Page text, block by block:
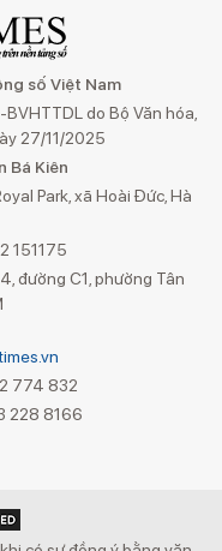
số Việt Nam
do Bộ Văn hóa,
27/11/2025
Bá Kiên
Park, xã Hoài Đức, Hà
151175
đường C1, phường Tân
774 832
228 8166